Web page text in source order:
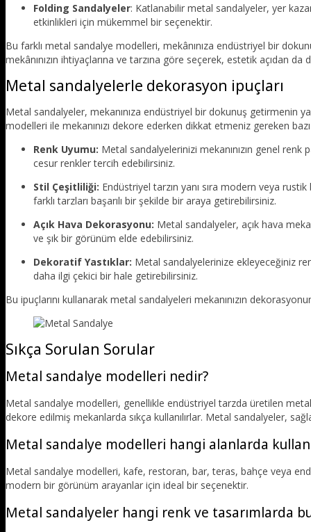
Folding Sandalyeler: Katlanabilir metal sandalyeler, yer
etkinlikleri için mükemmel bir seçenektir.
Bu farklı metal sandalye modelleri, mekânınıza endüstriyel bir
mekânınızın ihtiyaçlarına ve tarzına göre seçerek, estetik açıdan
Metal sandalyelerle dekorasyon ipuçları
Metal sandalyeler, mekanınıza endüstriyel bir dokunuş getirmenin
modelleri ile mekanınızı dekore ederken dikkat etmeniz gereken
Renk Uyumu: Metal sandalyelerinizi mekanınızın genel
cesur renkler tercih edebilirsiniz.
Stil Çeşitliliği: Endüstriyel tarzın yanı sıra modern veya
farklı tarzları başarılı bir şekilde bir araya getirebilirsiniz.
Açık Hava Dekorasyonu: Metal sandalyeler, açık hava
ve şık bir görünüm elde edebilirsiniz.
Dekoratif Yastıklar: Metal sandalyelerinize ekleyeceğiniz
daha ilgi çekici bir hale getirebilirsiniz.
Bu ipuçlarını kullanarak metal sandalyeleri mekanınızın
Sıkça Sorulan Sorular
Metal sandalye modelleri nedir?
Metal sandalye modelleri, genellikle endüstriyel tarzda üretilen
dekore edilmiş mekanlarda sıkça kullanılırlar. Metal sandalyeler,
Metal sandalye modelleri hangi alanlarda
Metal sandalye modelleri, kafe, restoran, bar, teras, bahçe veya
modern bir görünüm arayanlar için ideal bir seçenektir.
Metal sandalyeler hangi renk ve tasarımlarda